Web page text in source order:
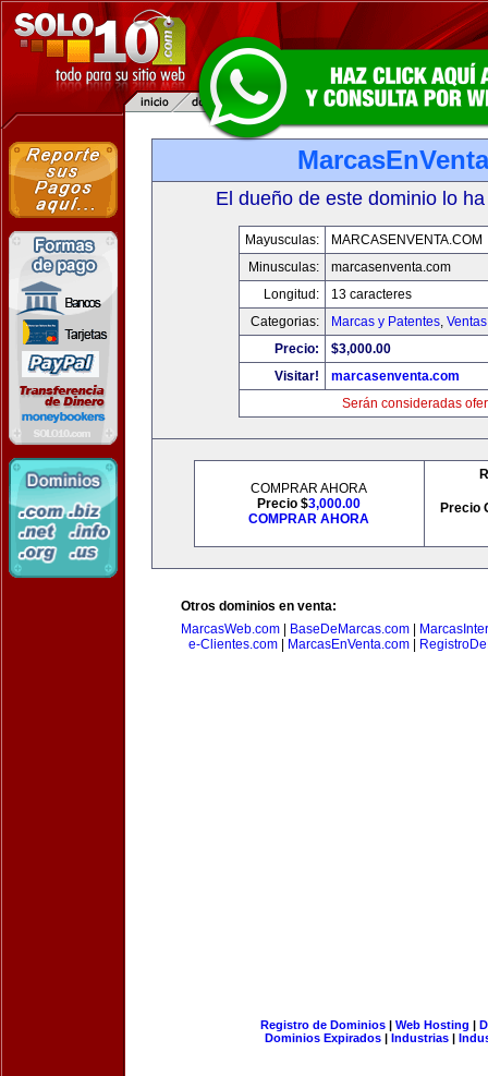
El dueño de este dominio lo
Mayusculas:
MARCASENVENTA.COM
Minusculas:
marcasenventa.com
Longitud:
13 caracteres
Categorias:
Marcas y Patentes,
Precio:
$3,000.00
Visitar!
marcasenventa.com
Serán consideradas
COMPRAR AHORA
Precio $3,000.00
COMPRAR AHORA
Precio
Otros dominios en venta:
MarcasWeb.com
BaseDeMarcas.com
e-Clientes.com| MarcasEnVenta.com|
Registro de Dominios| Web Hosting |
Dominios Expirados | Industrias |